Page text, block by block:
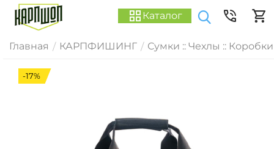
Каталог
Главная / КАРПФИШИНГ / Сумки :: Чехлы :: Коробки
-17%